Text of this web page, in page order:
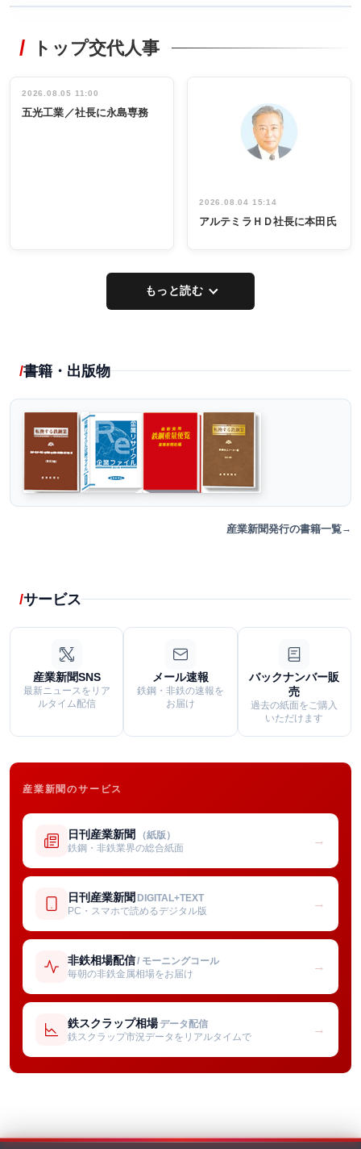
非鉄業界で
インタビュ
ー／社内ア
タックトレー
祝う 業界関
係者ら220人
出席
トップ交代人事
2026.08.05 11:00
五光工業／社長に永島専務
2026.08.04 15:14
アルテミラＨＤ社長に本田氏
もっと読む
書籍・出版物
産業新聞発行の書籍一覧
サービス
産業新聞SNS
最新ニュースをリア
ルタイム配信
メール速報
鉄鋼・非鉄の速報を
お届け
バックナンバー販
売
過去の紙面をご購入
いただけます
産業新聞のサービス
日刊産業新聞 （紙版）
鉄鋼・非鉄業界の総合紙面
→
日刊産業新聞 DIGITAL+TEXT
PC・スマホで読めるデジタル版
→
非鉄相場配信/ モーニングコール
毎朝の非鉄金属相場をお届け
→
鉄スクラップ相場 データ配信
鉄スクラップ市況データをリアルタイムで
→